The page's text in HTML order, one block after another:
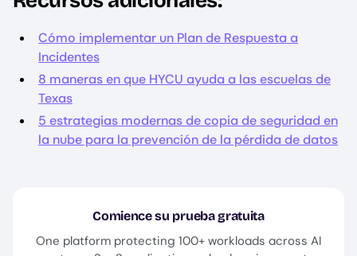
Cómo implementar un Plan de Respuesta a
Incidentes
8 maneras en que HYCU ayuda a las escuelas de
Texas
5 estrategias modernas de copia de seguridad en
la nube para la prevención de la pérdida de datos
Comience su prueba gratuita
One platform protecting 100+ workloads across AI